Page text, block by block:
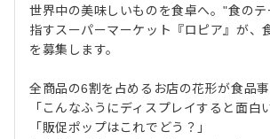
世界中の美味しいものを食卓へ。"食のテ
指すスーパーマーケット『ロピア』が、
を募集します。
全商品の6割を占めるお店の花形が食品事
「こんなふうにディスプレイすると面白
「販促ポップはこれでどう？」